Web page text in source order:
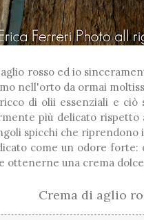
rosso ed io
nell'orto da ormai
di olii essenziali e
più delicato rispetto
spicchi che riprendono
come un odore forte:
ottenerne una crema
Crema di aglio